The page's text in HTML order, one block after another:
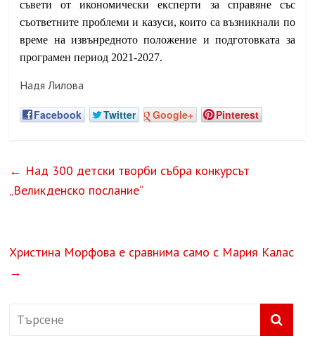
съвети от икономически експерти за справяне със
съответните проблеми и казуси, които са възникнали по
време на извънредното положение и подготовката за
програмен период 2021-2027.
Надя Лилова
Facebook Twitter Google+ Pinterest
← Над 300 детски творби събра конкурсът
„Великденско послание“
Христина Морфова е сравнима само с Мария Калас
→